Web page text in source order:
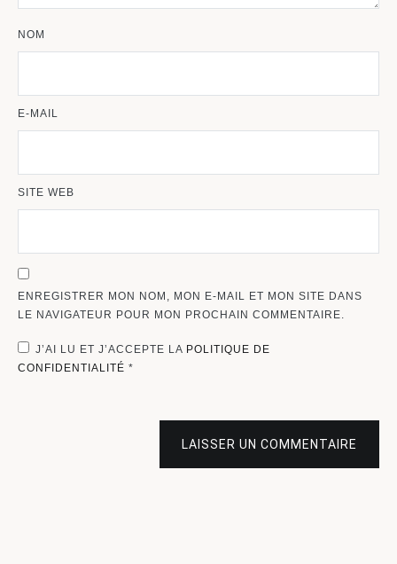
NOM
E-MAIL
SITE WEB
ENREGISTRER MON NOM, MON E-MAIL ET MON SITE DANS
LE NAVIGATEUR POUR MON PROCHAIN COMMENTAIRE.
J’AI LU ET J’ACCEPTE LA POLITIQUE DE
CONFIDENTIALITÉ *
LAISSER UN COMMENTAIRE